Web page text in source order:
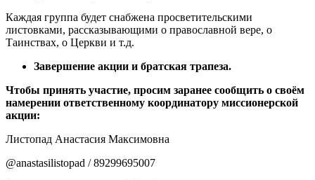
Каждая группа будет снабжена просветительскими
листовками, рассказывающими о православной вере, о
Таинствах, о Церкви и т.д.
Завершение акции и братская трапеза.
Чтобы принять участие, просим заранее сообщить о своём
намерении ответственному координатору миссионерской
акции:
Листопад Анастасия Максимовна
@anastasilistopad / 89299695007